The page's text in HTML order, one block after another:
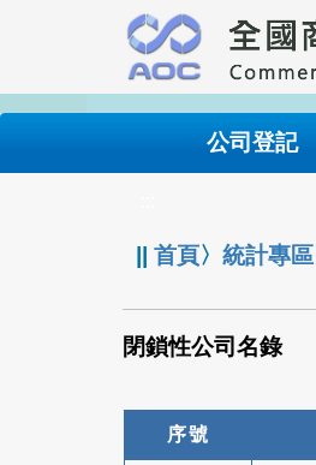
要
內
公司登記
||首頁〉統計專區
閉鎖性公司名錄
序號